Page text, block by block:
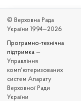
© Верховна Рада
України 1994—2026
Програмно-технічна
підтримка —
Управління
комп'ютеризованих
систем Апарату
Верховної Ради
України